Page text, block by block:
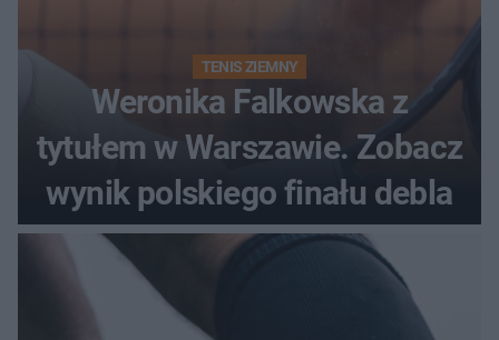
TENIS ZIEMNY
Weronika Falkowska z
tytułem w Warszawie. Zobacz
wynik polskiego finału debla